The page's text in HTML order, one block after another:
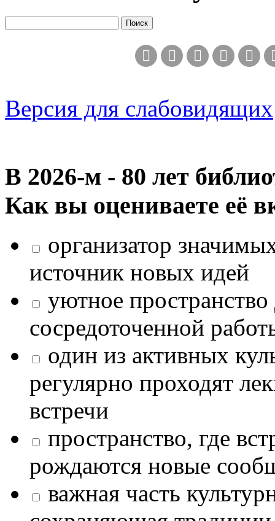
Версия для слабовидящих
В 2026‑м - 80 лет
Как вы оцениваете её
организатор
источник новых идей
уютное
сосредоточенной
один из активных
регулярно проходят
встречи
пространство, где
рождаются новые
важная часть